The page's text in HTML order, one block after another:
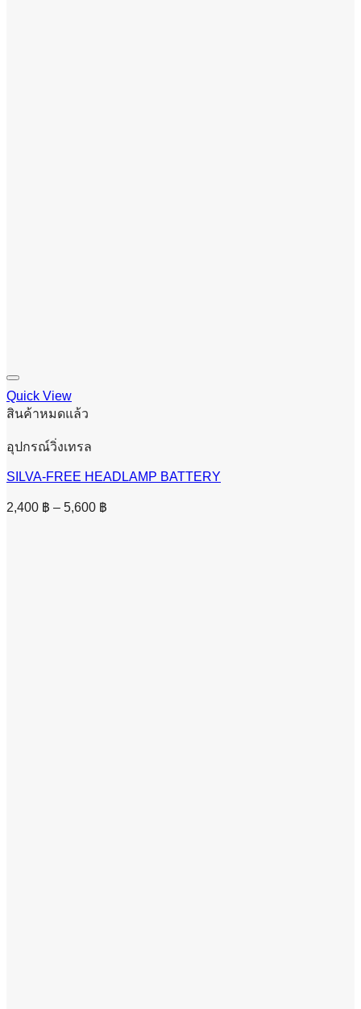
Quick View
สินค้าหมดแล้ว
อุปกรณ์วิ่งเทรล
SILVA-FREE HEADLAMP BATTERY
2,400 ฿ – 5,600 ฿